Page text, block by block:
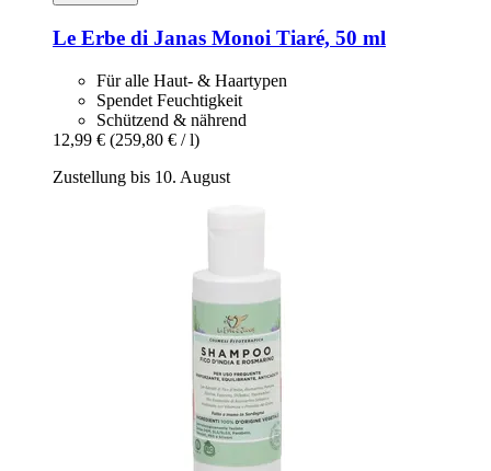
Le Erbe di Janas Monoi Tiaré, 50 ml
Für alle Haut- & Haartypen
Spendet Feuchtigkeit
Schützend & nährend
12,99 € (259,80 € / l)
Zustellung bis 10. August